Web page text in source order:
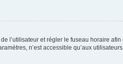
l’utilisateur et régler le fuseau horaire afin
n’est accessible qu’aux utilisateurs